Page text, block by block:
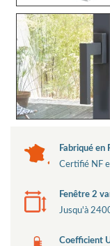
Fabriqué en
Certifié NF
Fenêtre 2
Jusqu'à
Coefficient